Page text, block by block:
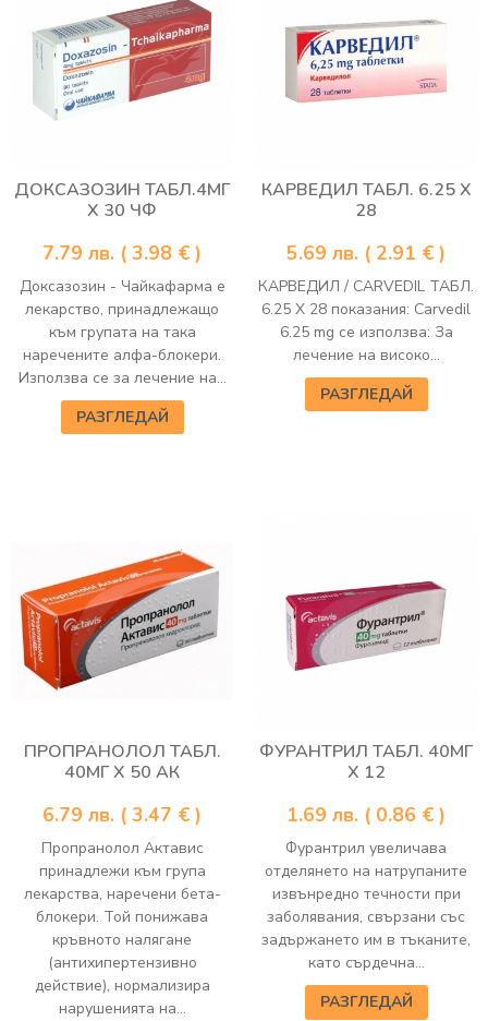
ДОКСАЗОЗИН ТАБЛ.4МГ
Х 30 ЧФ
7.79 лв. ( 3.98 € )
Доксазозин - Чайкафарма е
лекарство, принадлежащо
към групата на така
наречените алфа-блокери.
Използва се за лечение на...
РАЗГЛЕДАЙ
КАРВЕДИЛ ТАБЛ. 6.25 Х
28
5.69 лв. ( 2.91 € )
КАРВЕДИЛ / CARVEDIL ТАБЛ.
6.25 Х 28 показания: Carvedil
6.25 mg се използва: За
лечение на високо...
РАЗГЛЕДАЙ
ПРОПРАНОЛОЛ ТАБЛ.
40МГ Х 50 АК
6.79 лв. ( 3.47 € )
Пропранолол Актавис
принадлежи към група
лекарства, наречени бета-
блокери. Той понижава
кръвното налягане
(антихипертензивно
действие), нормализира
нарушенията на...
ФУРАНТРИЛ ТАБЛ. 40МГ
Х 12
1.69 лв. ( 0.86 € )
Фурантрил увеличава
отделянето на натрупаните
извънредно течности при
заболявания, свързани със
задържането им в тъканите,
като сърдечна...
РАЗГЛЕДАЙ